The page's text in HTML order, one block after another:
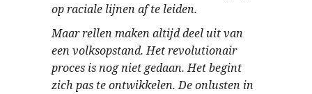
op raciale lijnen af te leiden.
Maar rellen maken altijd deel uit van
een volksopstand. Het revolutionair
proces is nog niet gedaan. Het begint
zich pas te ontwikkelen. De onlusten in